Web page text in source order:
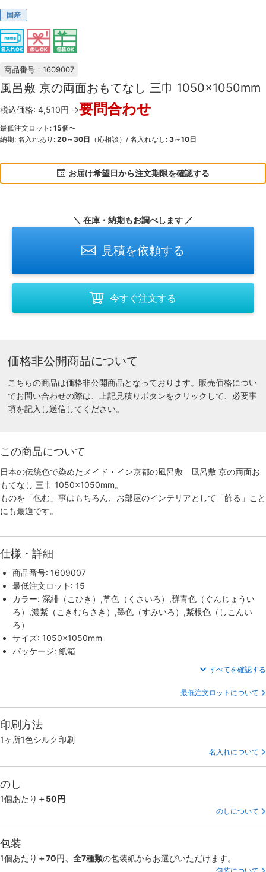
国産
商品番号：1609007
風呂敷 京の両面おもてなし 三巾 1050×1050mm
税込価格: 4,510円 →要問合わせ
最低注文ロット: 15個〜
納期: 名入れあり: 20～30日 （応相談）/ 名入れなし: 3～10日
お届け希望日から注文期限を確認する
＼ 在庫・納期もお調べします ／
見積を依頼する
今すぐ注文する
価格非公開商品について
こちらの商品は価格非公開商品となっております。販売価格につい
てお問い合わせの際は、上記見積りボタンをクリックして、必要事
項を記入し送信してください。
この商品について
日本の伝統色で染めたメイド・イン京都の風呂敷 風呂敷 京の両面お
もてなし 三巾 1050×1050mm。
ものを「包む」事はもちろん、お部屋のインテリアとして「飾る」こと
にも最適です。
仕様・詳細
商品番号: 1609007
最低注文ロット: 15
カラー: 深緋（こひき）,草色（くさいろ）,群青色（ぐんじょうい
ろ）,濃紫（こきむらさき）,墨色（すみいろ）,紫根色（しこんい
ろ）
サイズ: 1050×1050mm
パッケージ: 紙箱
すべてを確認する
最低注文ロットについて
印刷方法
1ヶ所1色シルク印刷
名入れについて
のし
1個あたり ＋50円
のしについて
包装
1個あたり ＋70円、全7種類の包装紙からお選びいただけます。